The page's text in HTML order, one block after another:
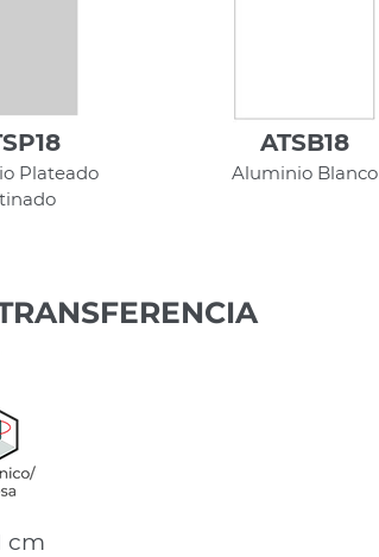
Plateado
ATSB18
Aluminio Blanco
cm